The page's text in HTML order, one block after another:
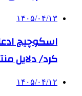
۱۴۰۵/۰۴/۱۳
اسکوچیچ
کرد/ دلایل
۱۴۰۵/۰۴/۱۲